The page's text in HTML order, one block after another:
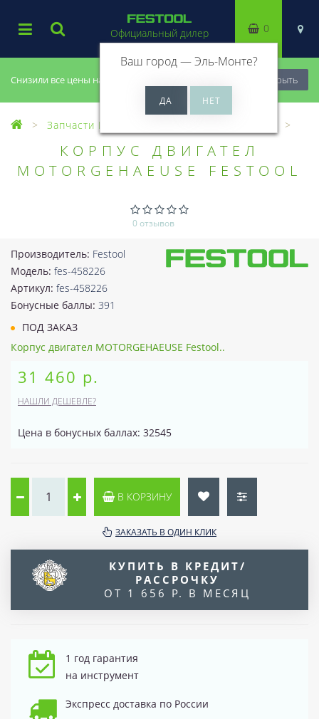
Снизили все цены на 20%, успей купить! Закрыть
Официальный дилер
Ваш город —Эль-Монте?
0
Запчасти Festool
КОРПУС ДВИГАТЕЛ
MOTORGEHAEUSE FESTOOL
0 отзывов
Производитель: Festool
Модель: fes-458226
Артикул: fes-458226
Бонусные баллы: 391
ПОД ЗАКАЗ
Корпус двигател MOTORGEHAEUSE Festool..
31 460 р.
НАШЛИ ДЕШЕВЛЕ?
Цена в бонусных баллах: 32545
В КОРЗИНУ
ЗАКАЗАТЬ В ОДИН КЛИК
КУПИТЬ В КРЕДИТ/
РАССРОЧКУ
ОТ 1 656 Р. В МЕСЯЦ
1 год гарантия
на инструмент
Экспресс доставка по России